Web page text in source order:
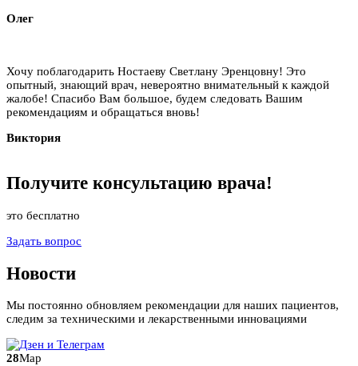
Олег
Хочу поблагодарить Ностаеву Светлану Эренцовну! Это
опытный, знающий врач, невероятно внимательный к каждой
жалобе! Спасибо Вам большое, будем следовать Вашим
рекомендациям и обращаться вновь!
Виктория
Получите консультацию врача!
это бесплатно
Задать вопрос
Новости
Мы постоянно обновляем рекомендации для наших пациентов,
следим за техническими и лекарственными инновациями
28Мар